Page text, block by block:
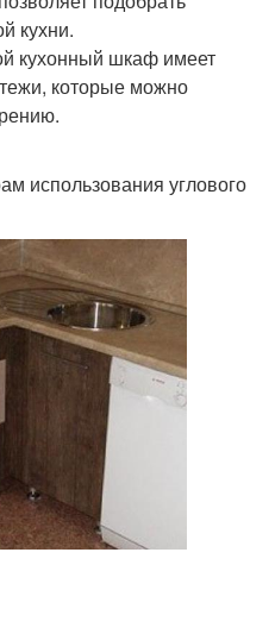
кухни.
кухонный шкаф имеет
которые можно
использования углового